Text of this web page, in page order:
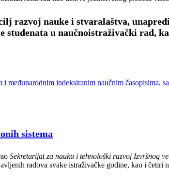
razvoj nauke i stvaralaštva,
studenata u naučnoistraživački rad,
indeksiranim naučnim časopisima,
sistema
Sekretarijat za nauku i tehnološki razvoj Izvršnog
radova svake istraživačke godine, kao i četiri